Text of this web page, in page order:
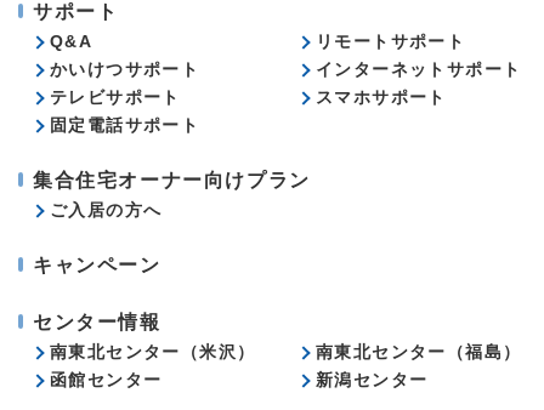
サポート
Q&A
リモートサポート
かいけつサポート
インターネットサポート
テレビサポート
スマホサポート
固定電話サポート
集合住宅オーナー向けプラン
ご入居の方へ
キャンペーン
センター情報
南東北センター（米沢）
南東北センター（福島）
函館センター
新潟センター